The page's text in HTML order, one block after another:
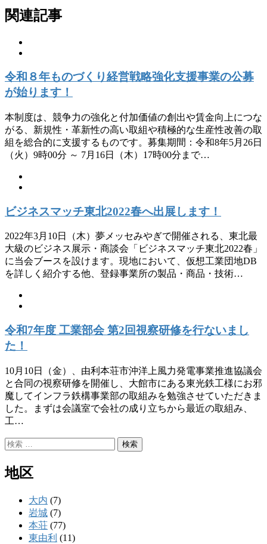
関連記事
令和８年ものづくり経営戦略強化支援事業の公募
が始ります！
本制度は、競争力の強化と付加価値の創出や賃金向上につな
がる、新規性・革新性の高い取組や積極的な生産性改善の取
組を総合的に支援するものです。募集期間：令和8年5月26日
（火）9時00分 ～ 7月16日（木）17時00分まで…
ビジネスマッチ東北2022春へ出展します！
2022年3月10日（木）夢メッセみやぎで開催される、東北最
大級のビジネス展示・商談会「ビジネスマッチ東北2022春」
に当会ブースを設けます。現地において、仮想工業団地DB
を詳しく紹介する他、登録事業所の製品・商品・技術…
令和7年度 工業部会 第2回視察研修を行ないまし
た！
10月10日（金）、由利本荘市沖洋上風力発電事業推進協議会
と合同の視察研修を開催し、大館市にある東光鉄工様にお邪
魔してインフラ鉄構事業部の取組みを勉強させていただきま
した。まずは会議室で会社の成り立ちから最近の取組み、
工…
検
地区
大内 (7)
岩城 (7)
本荘 (77)
東由利 (11)